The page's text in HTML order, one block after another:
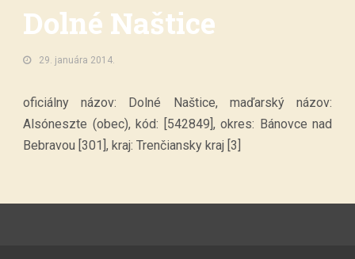
Dolné Naštice
29. januára 2014.
oficiálny názov: Dolné Naštice, maďarský názov:
Alsóneszte (obec), kód: [542849], okres: Bánovce nad
Bebravou [301], kraj: Trenčiansky kraj [3]